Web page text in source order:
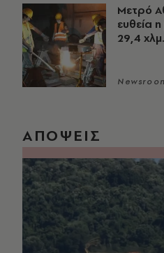
Μετρό
ευθεία
29,4
ΑΠΟΨΕΙΣ